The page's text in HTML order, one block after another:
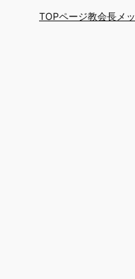
TOPページ教会長メ